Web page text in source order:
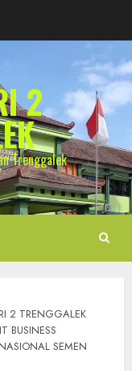
2
Trenggalek
2 TRENGGALEK
BUSINESS
SEMEN